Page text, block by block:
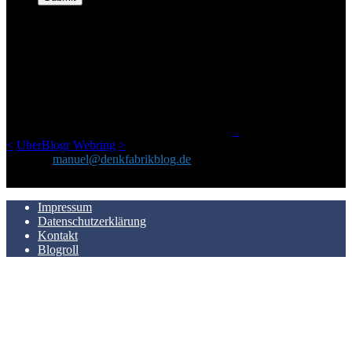
< UberBlogr Webring >
manuel@denkfabrikblog.de
Impressum
Datenschutzerklärung
Kontakt
Blogroll